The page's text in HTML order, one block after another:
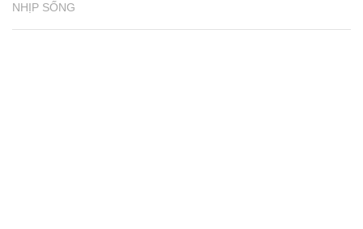
NHỊP SỐNG